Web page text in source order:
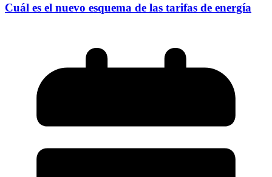
Cuál es el nuevo esquema de las tarifas de energía